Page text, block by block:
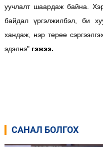
уучлалт шаардаж байна.
байдал үргэлжилбэл, би
хандаж, нэр төрөө
эдэлнэ"гэжээ.
САНАЛ БОЛГОХ